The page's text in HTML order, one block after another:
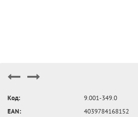
Код:
9.001-349.0
EAN:
4039784168152